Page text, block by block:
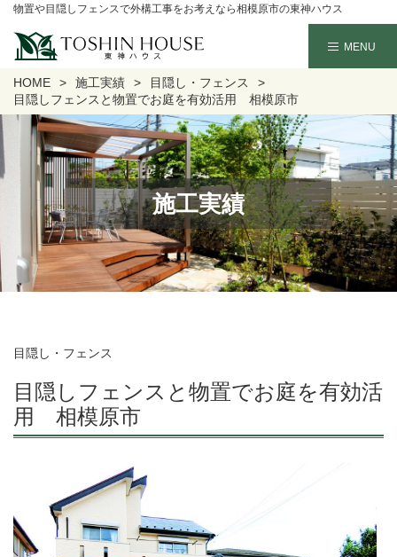
物置や目隠しフェンスで外構工事をお考えなら相模原市の東神ハウス
HOME 施工実績
目隠し・フェンス
目隠しフェンスと物置でお庭を有効活用 相模原市
施工実績
目隠し・フェンス
目隠しフェンスと物置でお庭を有効活
用 相模原市